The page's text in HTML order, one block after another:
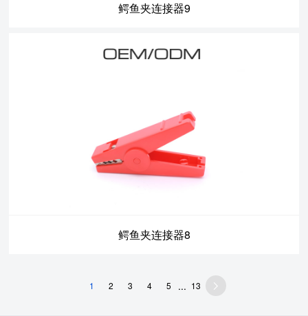
鳄鱼夹连接器9
鳄鱼夹连接器8
1 2 3 4 5 ... 13